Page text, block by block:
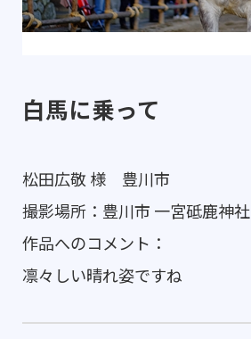
白馬に乗って
松田広敬 様 豊川市
撮影場所：豊川市 一宮砥鹿神社
作品へのコメント：
凛々しい晴れ姿ですね